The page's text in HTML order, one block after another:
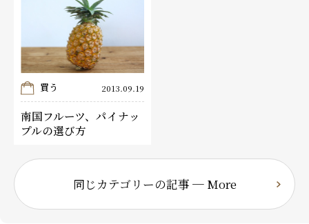
買う 2013.09.19
南国フルーツ、パイナッ
プルの選び方
同じカテゴリーの記事 ─ More